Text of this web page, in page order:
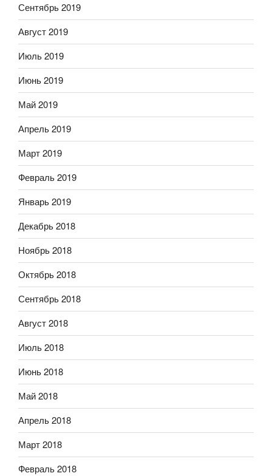
Сентябрь 2019
Август 2019
Июль 2019
Июнь 2019
Май 2019
Апрель 2019
Март 2019
Февраль 2019
Январь 2019
Декабрь 2018
Ноябрь 2018
Октябрь 2018
Сентябрь 2018
Август 2018
Июль 2018
Июнь 2018
Май 2018
Апрель 2018
Март 2018
Февраль 2018